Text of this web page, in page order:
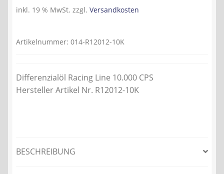
inkl. 19 % MwSt. zzgl. Versandkosten
Differenzialöl Racing Line 10.000 CPS
Hersteller Artikel Nr. R12012-10K
Artikelnummer: 014-R12012-10K
BESCHREIBUNG